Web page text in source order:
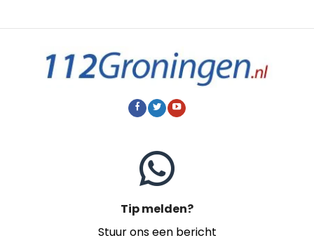
Tip melden?
Stuur ons een bericht